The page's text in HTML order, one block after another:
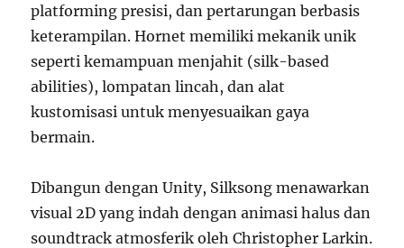
platforming presisi, dan pertarungan berbasis
keterampilan. Hornet memiliki mekanik unik
seperti kemampuan menjahit (silk-based
abilities), lompatan lincah, dan alat
kustomisasi untuk menyesuaikan gaya
bermain.
Dibangun dengan Unity, Silksong menawarkan
visual 2D yang indah dengan animasi halus dan
soundtrack atmosferik oleh Christopher Larkin.